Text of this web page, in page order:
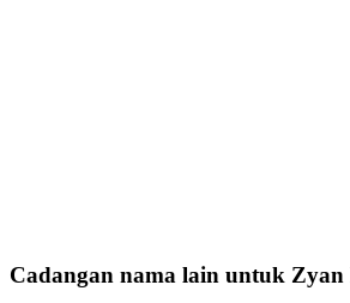
Cadangan nama lain untuk Zyan